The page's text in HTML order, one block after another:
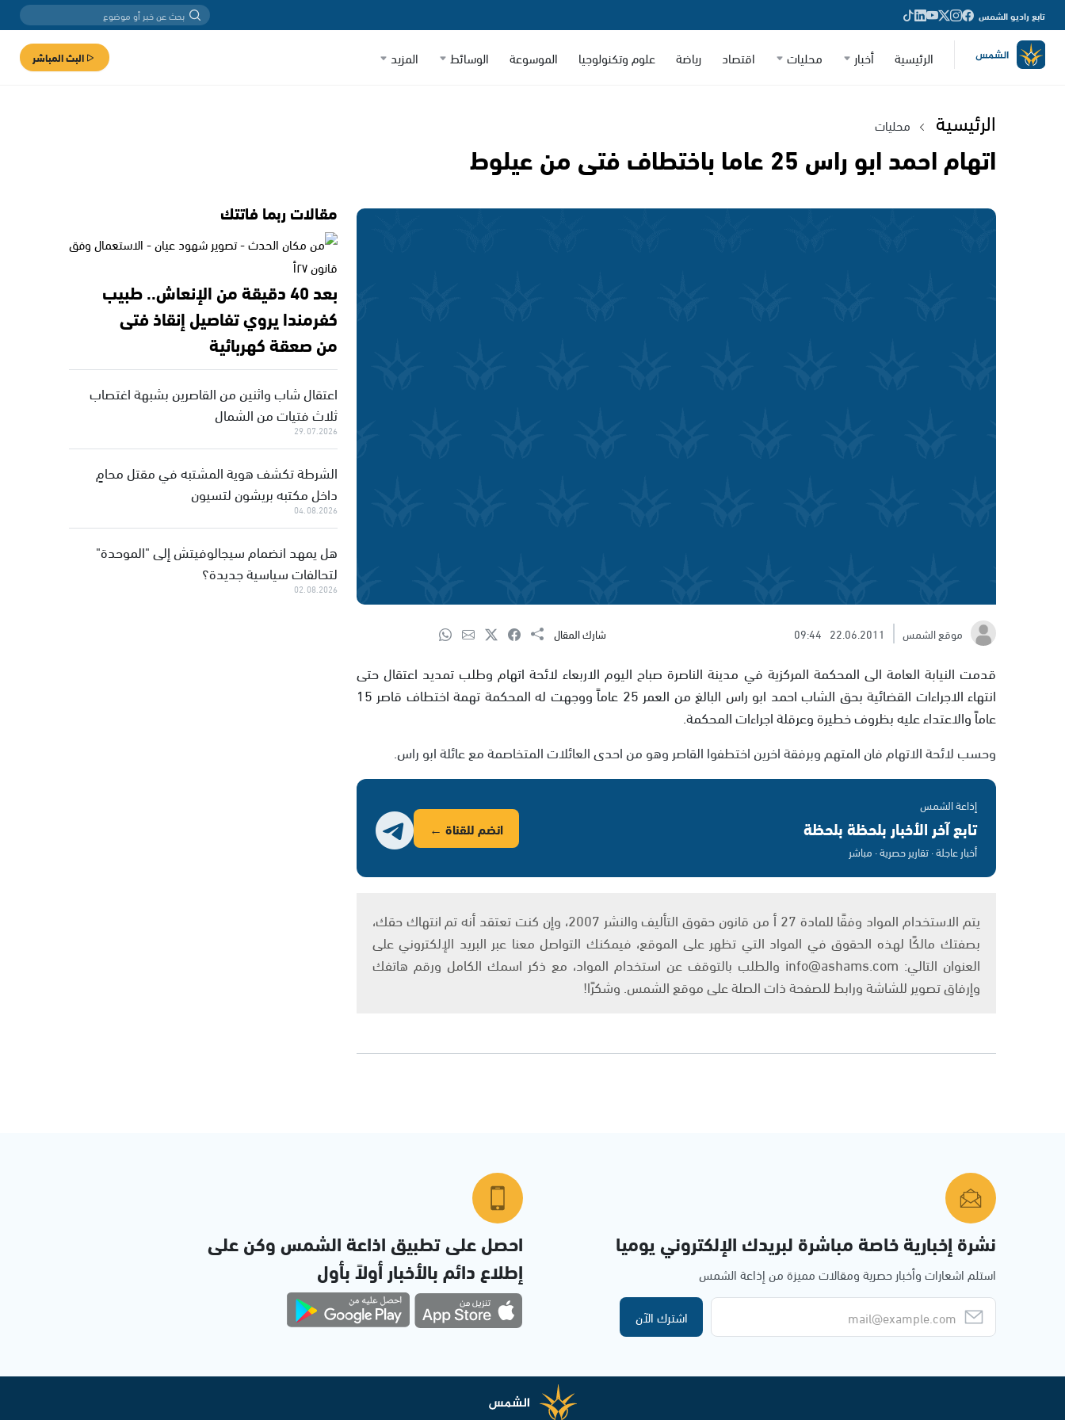
تابع راديو الشمس
الرئيسية أخبار محليات اقتصاد رياضة علوم وتكنولوجيا الموسوعة الوسائط المزيد البث المباشر
الرئيسية محليات
اتهام احمد ابو راس 25 عاما باختطاف فتى من عيلوط
موقع الشمس 22.06.2011
09:44 شارك المقال
قدمت النيابة العامة الى المحكمة المركزية في مدينة الناصرة صباح اليوم الاربعاء لائحة اتهام وطلب تمديد اعتقال حتى
انتهاء الاجراءات القضائية بحق الشاب احمد ابو راس البالغ من العمر 25 عاماً ووجهت له المحكمة تهمة اختطاف قاصر 15
عاماً والاعتداء عليه بظروف خطيرة وعرقلة اجراءات المحكمة.
وحسب لائحة الاتهام فان المتهم وبرفقة اخرين اختطفوا القاصر وهو من احدى العائلات المتخاصمة مع عائلة ابو راس.
إذاعة الشمس
تابع آخر الأخبار بلحظة بلحظة
أخبار عاجلة · تقارير حصرية · مباشر
انضم للقناة ←
يتم الاستخدام المواد وفقًا للمادة 27 أ من قانون حقوق التأليف والنشر 2007، وإن كنت تعتقد أنه تم انتهاك حقك،
بصفتك مالكًا لهذه الحقوق في المواد التي تظهر على الموقع، فيمكنك التواصل معنا عبر البريد الإلكتروني على
العنوان التالي: info@ashams.com والطلب بالتوقف عن استخدام المواد، مع ذكر اسمك الكامل ورقم هاتفك
وإرفاق تصوير للشاشة ورابط للصفحة ذات الصلة على موقع الشمس. وشكرًا!
مقالات ربما فاتتك
بعد 40 دقيقة من الإنعاش.. طبيب
كفرمندا يروي تفاصيل إنقاذ فتى
من صعقة كهربائية
اعتقال شاب واثنين من القاصرين بشبهة اغتصاب
ثلاث فتيات من الشمال
29.07.2026
الشرطة تكشف هوية المشتبه في مقتل محامٍ
داخل مكتبه بريشون لتسيون
04.08.2026
هل يمهد انضمام سيجالوفيتش إلى "الموحدة"
لتحالفات سياسية جديدة؟
02.08.2026
نشرة إخبارية خاصة مباشرة لبريدك الإلكتروني يوميا
استلم اشعارات وأخبار حصرية ومقالات مميزة من إذاعة الشمس
اشترك الآن
احصل على تطبيق اذاعة الشمس وكن على
إطلاع دائم بالأخبار أولاً بأول